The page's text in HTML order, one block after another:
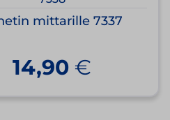
mittarille 7337
14,90 €